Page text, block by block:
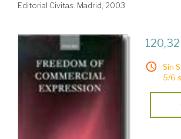
Editorial Civitas. Madrid, 2003
120,32
Sin
5/6